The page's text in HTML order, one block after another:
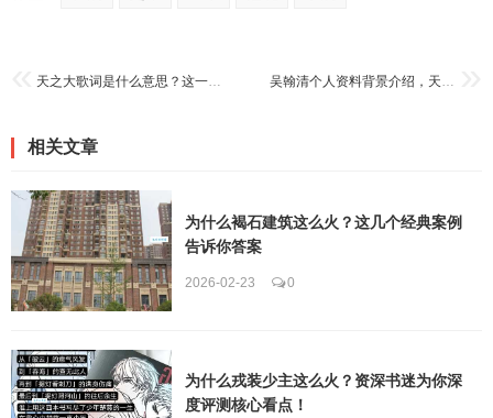
天之大歌词是什么意思？这一篇为你彻底讲透歌词的含义！ 吴翰清个人资料背景介绍，天才黑客到阿里专家的奋斗史
相关文章
为什么褐石建筑这么火？这几个经典案例
告诉你答案
2026-02-23 0
为什么戎装少主这么火？资深书迷为你深
度评测核心看点！